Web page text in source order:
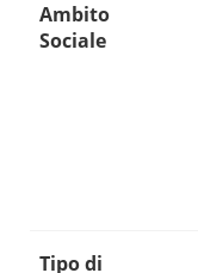
Ambito
Sociale
Tipo di